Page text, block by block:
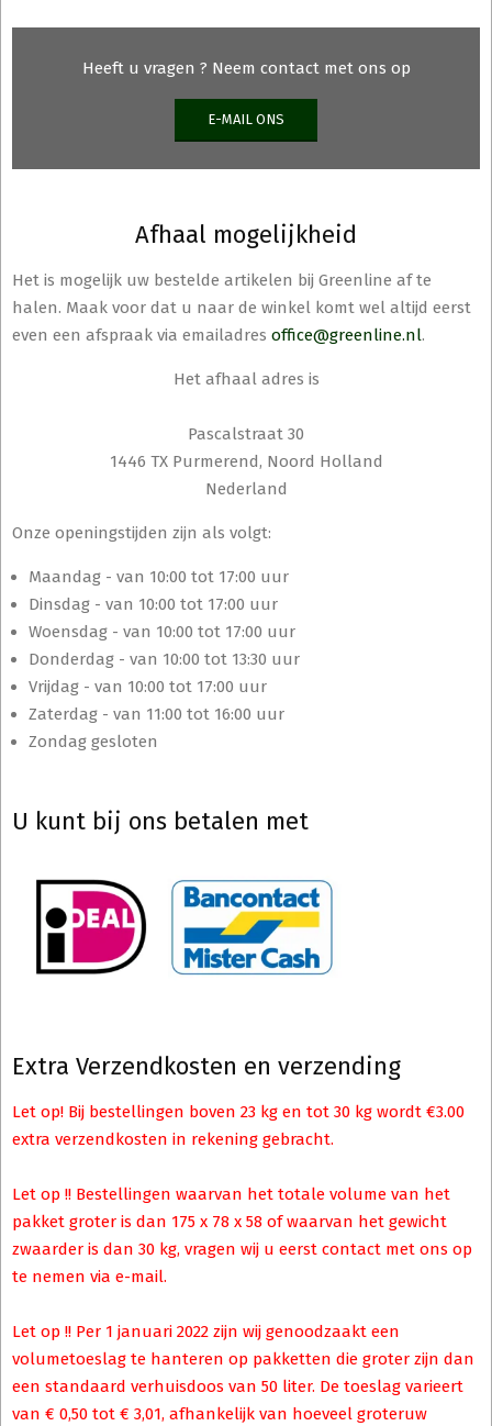
Heeft u vragen ? Neem contact met ons op
E-MAIL ONS
Afhaal mogelijkheid
Het is mogelijk uw bestelde artikelen bij Greenline af te
halen. Maak voor dat u naar de winkel komt wel altijd eerst
even een afspraak via emailadres office@greenline.nl.
Het afhaal adres is
Pascalstraat 30
1446 TX Purmerend, Noord Holland
Nederland
Onze openingstijden zijn als volgt:
Maandag - van 10:00 tot 17:00 uur
Dinsdag - van 10:00 tot 17:00 uur
Woensdag - van 10:00 tot 17:00 uur
Donderdag - van 10:00 tot 13:30 uur
Vrijdag - van 10:00 tot 17:00 uur
Zaterdag - van 11:00 tot 16:00 uur
Zondag gesloten
U kunt bij ons betalen met
Extra Verzendkosten en verzending
Let op! Bij bestellingen boven 23 kg en tot 30 kg wordt €3.00
extra verzendkosten in rekening gebracht.
Let op !! Bestellingen waarvan het totale volume van het
pakket groter is dan 175 x 78 x 58 of waarvan het gewicht
zwaarder is dan 30 kg, vragen wij u eerst contact met ons op
te nemen via e-mail.
Let op !! Per 1 januari 2022 zijn wij genoodzaakt een
volumetoeslag te hanteren op pakketten die groter zijn dan
een standaard verhuisdoos van 50 liter. De toeslag varieert
van € 0,50 tot € 3,01, afhankelijk van hoeveel groteruw